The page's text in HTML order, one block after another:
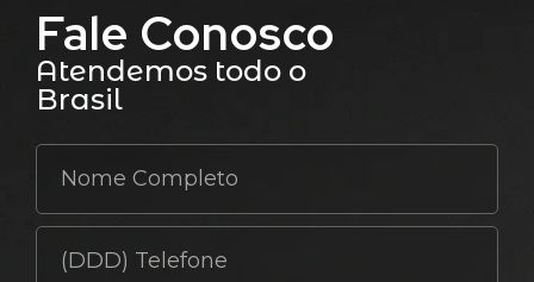
Fale Conosco
Atendemos todo o
Brasil